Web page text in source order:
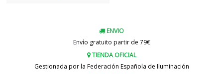
ENVIO
Envío gratuito partir de 79€
TIENDA OFICIAL
Gestionada por la Federación Española de Iluminación